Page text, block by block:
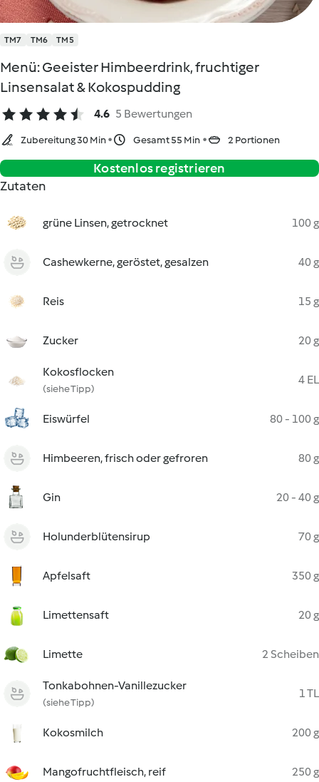
TM7 TM6 TM5
Menü: Geeister Himbeerdrink, fruchtiger
Linsensalat & Kokospudding
4.6 5 Bewertungen
Zubereitung 30 Min Gesamt 55 Min 2 Portionen
Kostenlos registrieren
Zutaten
grüne Linsen, getrocknet 100 g
Cashewkerne, geröstet, gesalzen 40 g
Reis 15 g
Zucker 20 g
Kokosflocken
(siehe Tipp)
4 EL
Eiswürfel 80 - 100 g
Himbeeren, frisch oder gefroren 80 g
Gin 20 - 40 g
Holunderblütensirup 70 g
Apfelsaft 350 g
Limettensaft 20 g
Limette 2 Scheiben
Tonkabohnen-Vanillezucker
(siehe Tipp)
1 TL
Kokosmilch 200 g
Mangofruchtfleisch, reif 250 g